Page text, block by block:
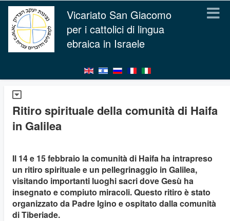
Vicariato San Giacomo
per i cattolici di lingua
ebraica in Israele
Ritiro spirituale della comunità di Haifa
in Galilea
Il 14 e 15 febbraio la comunità di Haifa ha intrapreso
un ritiro spirituale e un pellegrinaggio in Galilea,
visitando importanti luoghi sacri dove Gesù ha
insegnato e compiuto miracoli. Questo ritiro è stato
organizzato da Padre Igino e ospitato dalla comunità
di Tiberiade.